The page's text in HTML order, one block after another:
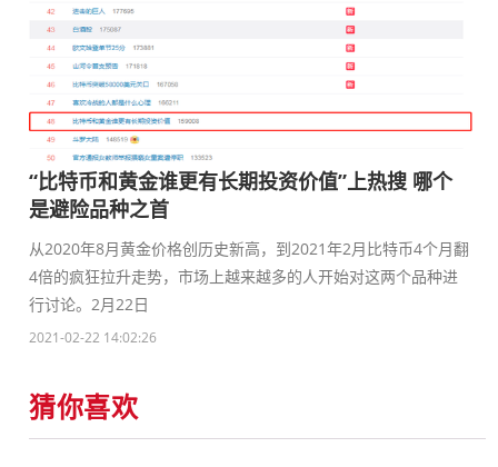
“比特币和黄金谁更有长期投资价值”上热搜 哪个
是避险品种之首
从2020年8月黄金价格创历史新高，到2021年2月比特币4个月翻
4倍的疯狂拉升走势，市场上越来越多的人开始对这两个品种进
行讨论。2月22日
2021-02-22 14:02:26
猜你喜欢